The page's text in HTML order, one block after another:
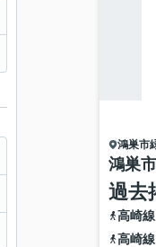
鴻巣市
鴻巣
過去
高崎線
高崎線